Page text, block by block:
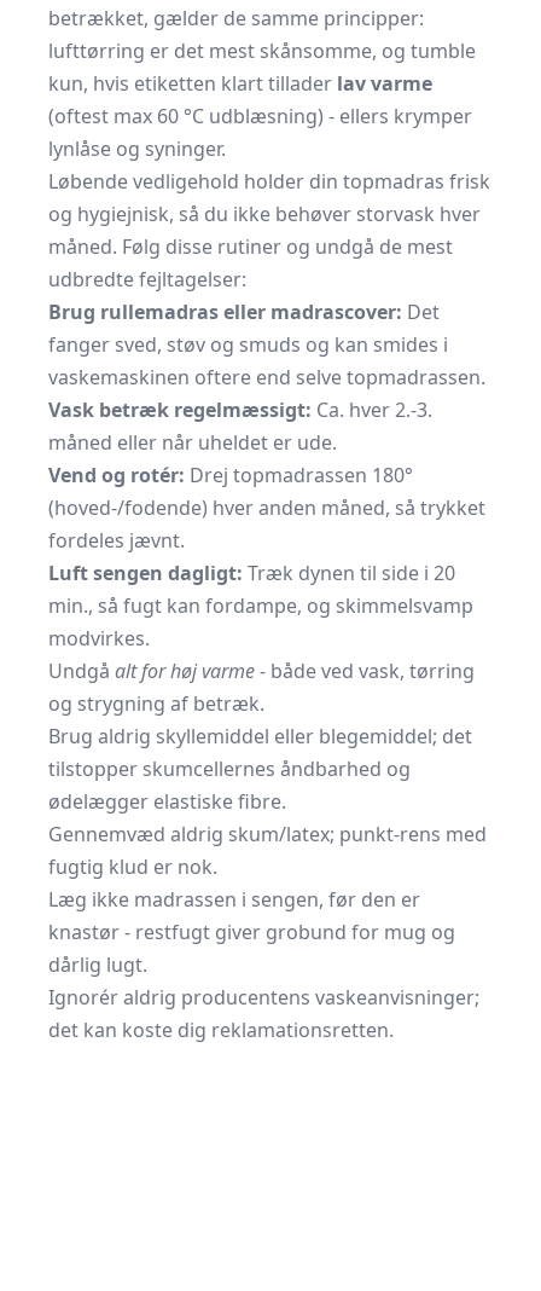
betrækket, gælder de samme principper:
lufttørring er det mest skånsomme, og tumble
kun, hvis etiketten klart tillader lav varme
(oftest max 60 °C udblæsning) - ellers krymper
lynlåse og syninger.
Løbende vedligehold holder din topmadras frisk
og hygiejnisk, så du ikke behøver storvask hver
måned. Følg disse rutiner og undgå de mest
udbredte fejltagelser:
Brug rullemadras eller madrascover: Det
fanger sved, støv og smuds og kan smides i
vaskemaskinen oftere end selve topmadrassen.
Vask betræk regelmæssigt: Ca. hver 2.-3.
måned eller når uheldet er ude.
Vend og rotér: Drej topmadrassen 180°
(hoved-/fodende) hver anden måned, så trykket
fordeles jævnt.
Luft sengen dagligt: Træk dynen til side i 20
min., så fugt kan fordampe, og skimmelsvamp
modvirkes.
Undgå alt for høj varme- både ved vask, tørring
og strygning af betræk.
Brug aldrig skyllemiddel eller blegemiddel; det
tilstopper skumcellernes åndbarhed og
ødelægger elastiske fibre.
Gennemvæd aldrig skum/latex; punkt-rens med
fugtig klud er nok.
Læg ikke madrassen i sengen, før den er
knastør - restfugt giver grobund for mug og
dårlig lugt.
Ignorér aldrig producentens vaskeanvisninger;
det kan koste dig reklamationsretten.